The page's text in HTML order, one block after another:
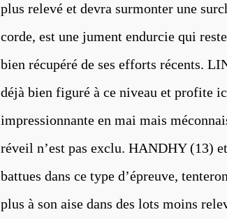
plus relevé et devra surmonter une
corde, est une jument endurcie qui
bien récupéré de ses efforts récents.
déjà bien figuré à ce niveau et profite
impressionnante en mai mais
réveil n’est pas exclu. HANDHY (13)
battues dans ce type d’épreuve,
plus à son aise dans des lots moins